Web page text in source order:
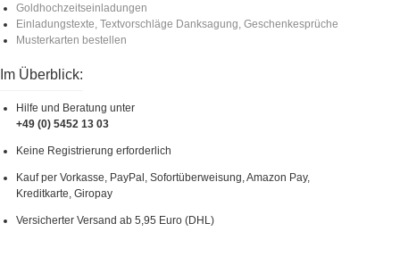
Goldhochzeitseinladungen
Einladungstexte, Textvorschläge Danksagung, Geschenkesprüche
Musterkarten bestellen
Im Überblick:
Hilfe und Beratung unter
+49 (0) 5452 13 03
Keine Registrierung erforderlich
Kauf per Vorkasse, PayPal, Sofortüberweisung, Amazon Pay,
Kreditkarte, Giropay
Versicherter Versand ab 5,95 Euro (DHL)